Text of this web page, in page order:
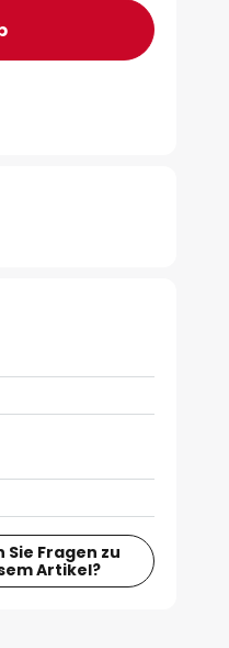
Sie Fragen zu
Artikel?